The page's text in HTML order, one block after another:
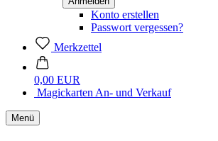
Konto erstellen
Passwort vergessen?
Merkzettel
0,00 EUR
Magickarten An- und Verkauf
Menü